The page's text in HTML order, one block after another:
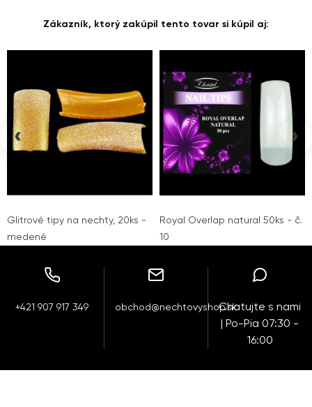
Zákazník, ktorý zakúpil tento tovar si kúpil aj:
Glitrové tipy na nechty, 20ks -
medené
Royal Overlap natural 50ks - č.
10
‹ ›
+421 907 917 349 obchod@nechtovyshop.skChatujte s nami
| Po-Pia 07:30 -
16:00